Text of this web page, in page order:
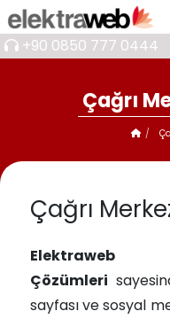
+90 0850 777 0444
Çağrı
Çağrı
Çözümleri
sayfası ve sosyal